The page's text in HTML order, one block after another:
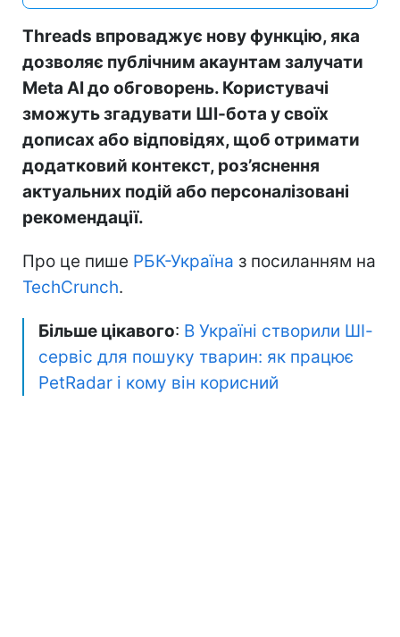
Threads впроваджує нову функцію, яка
дозволяє публічним акаунтам залучати
Meta AI до обговорень. Користувачі
зможуть згадувати ШІ-бота у своїх
дописах або відповідях, щоб отримати
додатковий контекст, роз’яснення
актуальних подій або персоналізовані
рекомендації.
Про це пише РБК-Україна з посиланням на
TechCrunch.
Більше цікавого: В Україні створили ШІ-
сервіс для пошуку тварин: як працює
PetRadar і кому він корисний